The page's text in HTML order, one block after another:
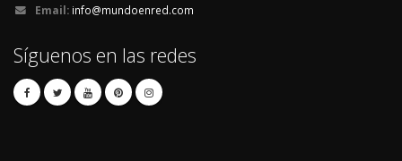
Email: info@mundoenred.com
Síguenos en las redes